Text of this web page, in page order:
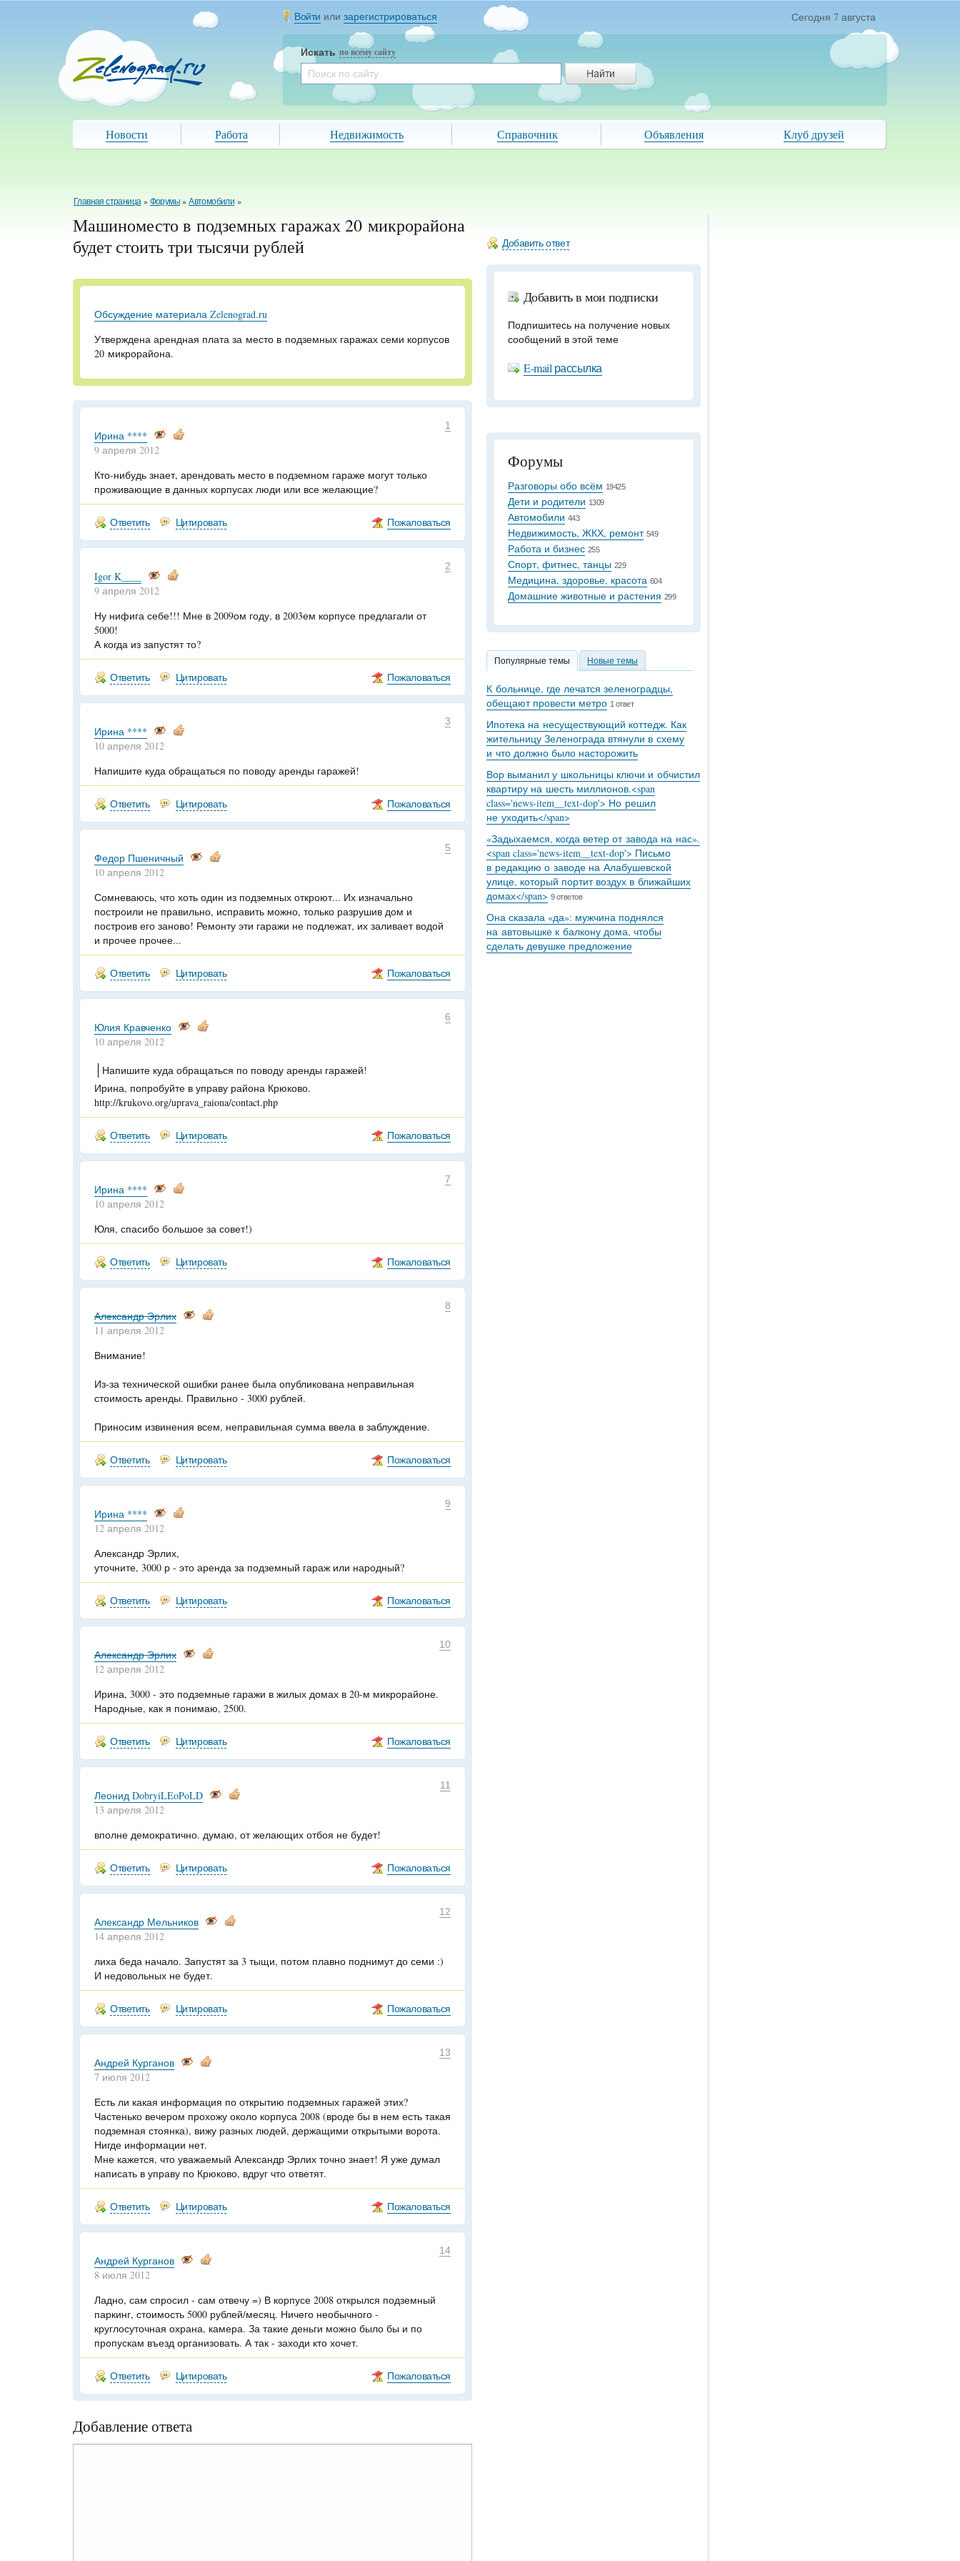
Войти или зарегистрироваться Сегодня 7 августа
Искать по всему сайту
Новости Работа Недвижимость Справочник Объявления Клуб друзей
Главная страница »Форумы» Автомобили »
Машиноместо в подземных гаражах 20 микрорайона
будет стоить три тысячи рублей
Обсуждение материала Zelenograd.ru
Утверждена арендная плата за место в подземных гаражах семи корпусов
20 микрорайона.
1
Ирина ****
9 апреля 2012
Кто-нибудь знает, арендовать место в подземном гараже могут только
проживающие в данных корпусах люди или все желающие?
Ответить Цитировать Пожаловаться
2
Igor K____
9 апреля 2012
Ну нифига себе!!! Мне в 2009ом году, в 2003ем корпусе предлагали от
5000!
А когда из запустят то?
Ответить Цитировать Пожаловаться
3
Ирина ****
10 апреля 2012
Напишите куда обращаться по поводу аренды гаражей!
Ответить Цитировать Пожаловаться
5
Федор Пшеничный
10 апреля 2012
Сомневаюсь, что хоть один из подземных откроют... Их изначально
построили не правильно, исправить можно, только разрушив дом и
построив его заново! Ремонту эти гаражи не подлежат, их заливает водой
и прочее прочее...
Ответить Цитировать Пожаловаться
6
Юлия Кравченко
10 апреля 2012
Напишите куда обращаться по поводу аренды гаражей!
Ирина, попробуйте в управу района Крюково.
http://krukovo.org/uprava_raiona/contact.php
Ответить Цитировать Пожаловаться
7
Ирина ****
10 апреля 2012
Юля, спасибо большое за совет!)
Ответить Цитировать Пожаловаться
8
Александр Эрлих
11 апреля 2012
Внимание!
Из-за технической ошибки ранее была опубликована неправильная
стоимость аренды. Правильно - 3000 рублей.
Приносим извинения всем, неправильная сумма ввела в заблуждение.
Ответить Цитировать Пожаловаться
9
Ирина ****
12 апреля 2012
Александр Эрлих,
уточните, 3000 р - это аренда за подземный гараж или народный?
Ответить Цитировать Пожаловаться
10
Александр Эрлих
12 апреля 2012
Ирина, 3000 - это подземные гаражи в жилых домах в 20-м микрорайоне.
Народные, как я понимаю, 2500.
Ответить Цитировать Пожаловаться
11
Леонид DobryiLEoPoLD
13 апреля 2012
вполне демократично. думаю, от желающих отбоя не будет!
Ответить Цитировать Пожаловаться
12
Александр Мельников
14 апреля 2012
лиха беда начало. Запустят за 3 тыщи, потом плавно поднимут до семи :)
И недовольных не будет.
Ответить Цитировать Пожаловаться
13
Андрей Курганов
7 июля 2012
Есть ли какая информация по открытию подземных гаражей этих?
Частенько вечером прохожу около корпуса 2008 (вроде бы в нем есть такая
подземная стоянка), вижу разных людей, держащими открытыми ворота.
Нигде информации нет.
Мне кажется, что уважаемый Александр Эрлих точно знает! Я уже думал
написать в управу по Крюково, вдруг что ответят.
Ответить Цитировать Пожаловаться
14
Андрей Курганов
8 июля 2012
Ладно, сам спросил - сам отвечу =) В корпусе 2008 открылся подземный
паркинг, стоимость 5000 рублей/месяц. Ничего необычного -
круглосуточная охрана, камера. За такие деньги можно было бы и по
пропускам въезд организовать. А так - заходи кто хочет.
Ответить Цитировать Пожаловаться
Добавление ответа
Добавить ответ
Добавить в мои подписки
Подпишитесь на получение новых
сообщений в этой теме
E-mail рассылка
Форумы
Разговоры обо всём 19425
Дети и родители 1309
Автомобили 443
Недвижимость, ЖКХ, ремонт 549
Работа и бизнес 255
Спорт, фитнес, танцы 229
Медицина, здоровье, красота 604
Домашние животные и растения 299
Популярные темы Новые темы
К больнице, где лечатся зеленоградцы,
обещают провести метро 1 ответ
Ипотека на несуществующий коттедж. Как
жительницу Зеленограда втянули в схему
и что должно было насторожить
Вор выманил у школьницы ключи и обчистил
квартиру на шесть миллионов.<span
class='news-item__text-dop'> Но решил
не уходить</span>
«Задыхаемся, когда ветер от завода на нас».
<span class='news-item__text-dop'> Письмо
в редакцию о заводе на Алабушевской
улице, который портит воздух в ближайших
домах</span> 9 ответов
Она сказала «да»: мужчина поднялся
на автовышке к балкону дома, чтобы
сделать девушке предложение